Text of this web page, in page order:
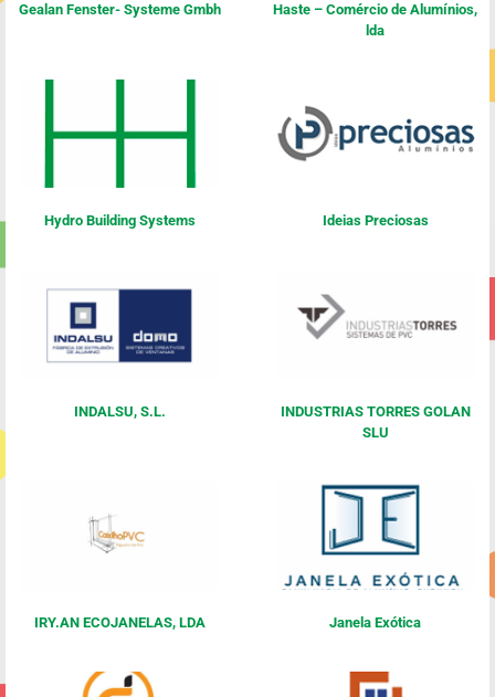
Gealan Fenster- Systeme Gmbh
Haste – Comércio de Alumínios,
lda
Hydro Building Systems Ideias Preciosas
INDALSU, S.L.
INDUSTRIAS TORRES GOLAN
SLU
IRY.AN ECOJANELAS, LDA Janela Exótica